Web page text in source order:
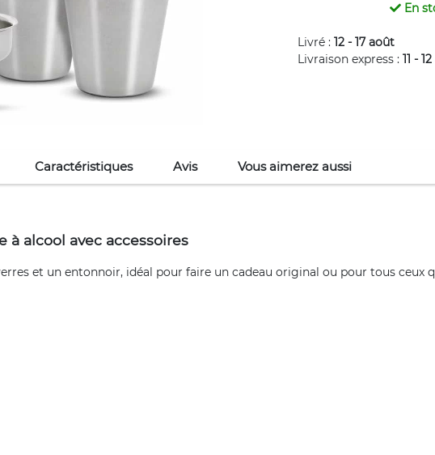
En
Livré :12 - 17 août
Livraison express :11 -
Caractéristiques Avis Vous aimerez aussi
alcool avec accessoires
et un entonnoir, idéal pour faire un cadeau original ou pour tous ceux